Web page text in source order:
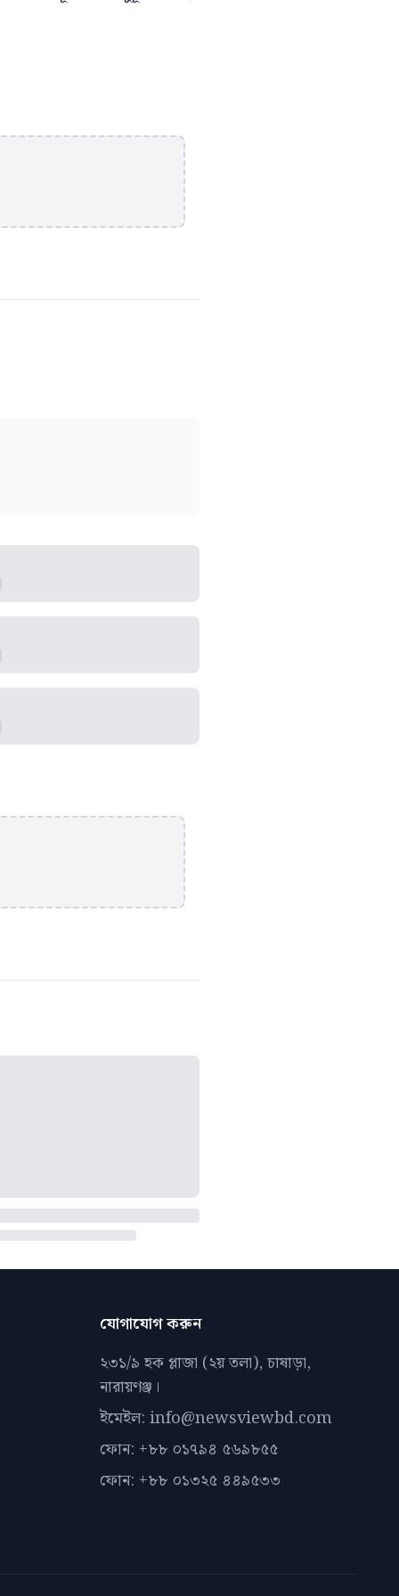
যোগাযোগ করুন
২৩১/৯ হক প্লাজা (২য় তলা), চাষাড়া,
নারায়ণঞ্জ।
ইমেইল: info@newsviewbd.com
ফোন: +৮৮ ০১৭৯৪ ৫৬৯৮৫৫
ফোন: +৮৮ ০১৩২৫ ৪৪৯৫৩৩